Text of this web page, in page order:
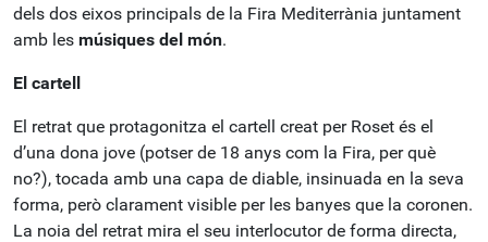
dels dos eixos principals de la Fira Mediterrània juntament
amb les músiques del món.
El cartell
El retrat que protagonitza el cartell creat per Roset és el
d’una dona jove (potser de 18 anys com la Fira, per què
no?), tocada amb una capa de diable, insinuada en la seva
forma, però clarament visible per les banyes que la coronen.
La noia del retrat mira el seu interlocutor de forma directa,